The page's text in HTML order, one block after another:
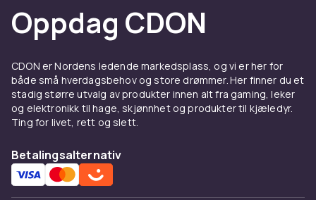
projektorer
Laserlys skaper imponerende mønster og
tåke eller haze. Lysshow-projektorer med
spesialkonstruerte linser kan projisere figurer,
mønstre og til og med videoeffekter. Laserlys
er spesielt effektfulle for konserter og DJ-
Roterende og bevegelige
effektlys
Oppdag CDON
CDON er Nordens ledende markedsplass, og vi er her for
både små hverdagsbehov og store drømmer. Her finner du et
stadig større utvalg av produkter innen alt fra gaming, leker
og elektronikk til hage, skjønnhet og produkter til kjæledyr.
Ting for livet, rett og slett.
Betalingsalternativ